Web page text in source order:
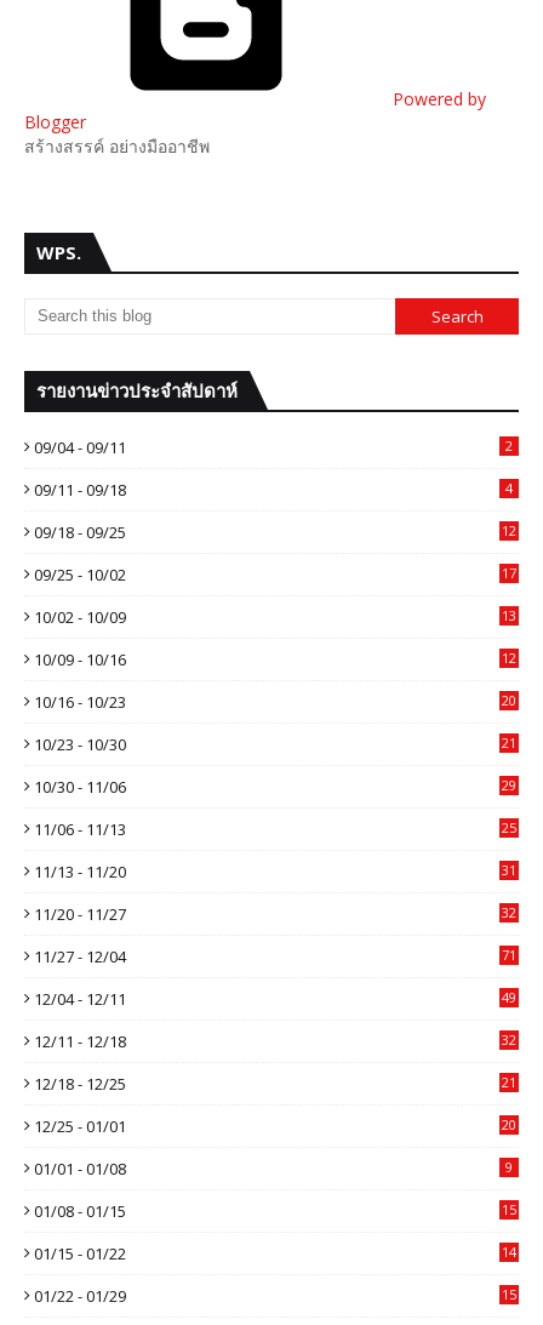
Powered by
Blogger
สร้างสรรค์ อย่างมืออาชีพ
WPS.
รายงานข่าวประจำสัปดาห์
09/04 - 09/11 2
09/11 - 09/18 4
09/18 - 09/25 12
09/25 - 10/02 17
10/02 - 10/09 13
10/09 - 10/16 12
10/16 - 10/23 20
10/23 - 10/30 21
10/30 - 11/06 29
11/06 - 11/13 25
11/13 - 11/20 31
11/20 - 11/27 32
11/27 - 12/04 71
12/04 - 12/11 49
12/11 - 12/18 32
12/18 - 12/25 21
12/25 - 01/01 20
01/01 - 01/08 9
01/08 - 01/15 15
01/15 - 01/22 14
01/22 - 01/29 15